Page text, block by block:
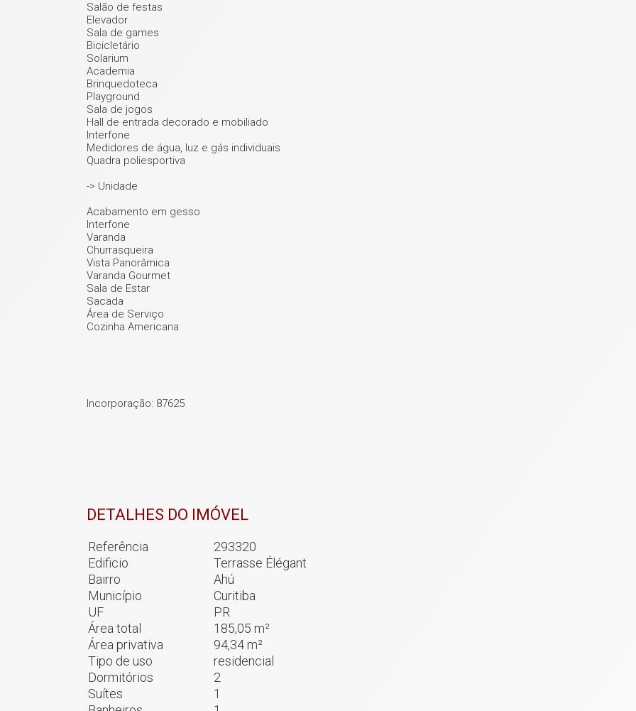
Salão de festas
Elevador
Sala de games
Bicicletário
Solarium
Academia
Brinquedoteca
Playground
Sala de jogos
Hall de entrada decorado e mobiliado
Interfone
Medidores de água, luz e gás individuais
Quadra poliesportiva
-> Unidade
Acabamento em gesso
Interfone
Varanda
Churrasqueira
Vista Panorâmica
Varanda Gourmet
Sala de Estar
Sacada
Área de Serviço
Cozinha Americana
Incorporação: 87625
DETALHES DO IMÓVEL
Referência
293320
Edificio
Terrasse Élégant
Bairro
Ahú
Município
Curitiba
UF
PR
Área total
185,05 m²
Área privativa
94,34 m²
Tipo de uso
residencial
Dormitórios
2
Suítes
1